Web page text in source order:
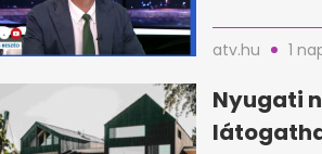
atv.hu 1
Nyugati